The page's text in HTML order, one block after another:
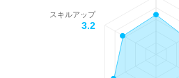
スキルアップ
3.2